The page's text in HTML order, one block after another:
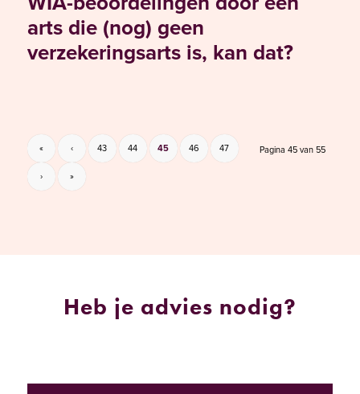
arts die (nog) geen
verzekeringsarts is, kan dat?
Pagina 45 van 55
« ‹ 43 44 45 46 47
› »
Heb je advies nodig?